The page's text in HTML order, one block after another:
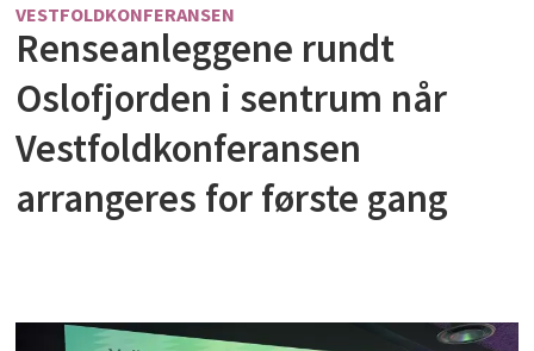
VESTFOLDKONFERANSEN
Renseanleggene rundt
Oslofjorden i sentrum når
Vestfoldkonferansen
arrangeres for første gang